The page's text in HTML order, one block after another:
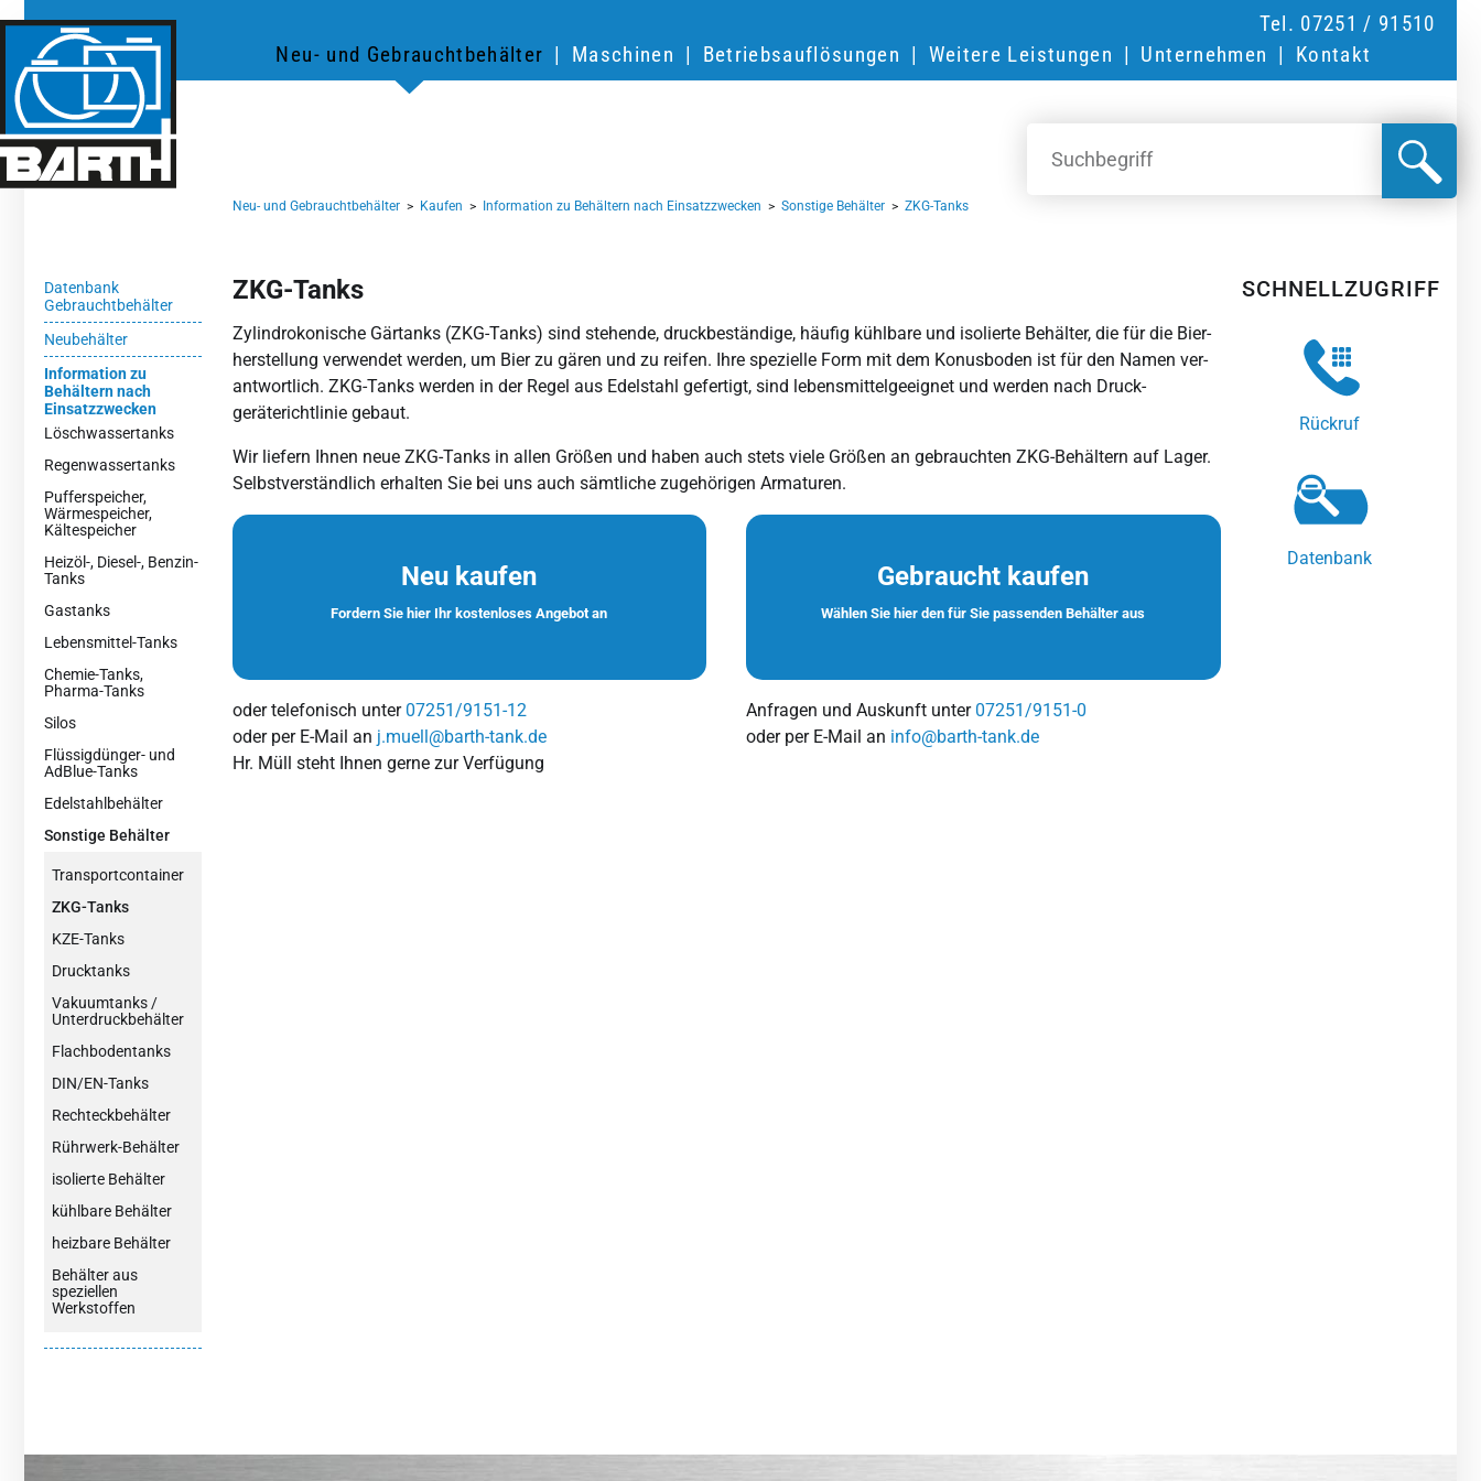
Neu- und Gebrauchtbehälter Maschinen Betriebsauflösungen Weitere Leistungen Unternehmen Kontakt
Tel. 07251 / 91510
Neu- und Gebrauchtbehälter > Kaufen > Information zu Behältern nach Einsatzzwecken > Sonstige Behälter > ZKG-Tanks
Datenbank
Gebrauchtbehälter
Neubehälter
Information zu
Behältern nach
Einsatzzwecken
Löschwassertanks
Regenwassertanks
Pufferspeicher,
Wärmespeicher,
Kältespeicher
Heizöl-, Diesel-, Benzin-
Tanks
Gastanks
Lebensmittel-Tanks
Chemie-Tanks,
Pharma-Tanks
Silos
Flüssigdünger- und
AdBlue-Tanks
Edelstahlbehälter
Sonstige Behälter
Transportcontainer
ZKG-Tanks
KZE-Tanks
Drucktanks
Vakuumtanks /
Unterdruckbehälter
Flachbodentanks
DIN/EN-Tanks
Rechteckbehälter
Rührwerk-Behälter
isolierte Behälter
kühlbare Behälter
heizbare Behälter
Behälter aus
speziellen
Werkstoffen
ZKG-Tanks
Zylindrokonische Gärtanks (ZKG-Tanks) sind stehende, druck­beständige, häufig kühlbare und isolierte Behälter, die für die Bier­
herstellung verwendet werden, um Bier zu gären und zu reifen. Ihre spezielle Form mit dem Konus­boden ist für den Namen ver­
antwortlich. ZKG-Tanks werden in der Regel aus Edel­stahl gefertigt, sind lebensmittel­geeignet und werden nach Druck­
gerätericht­linie gebaut.
Wir liefern Ihnen neue ZKG-Tanks in allen Größen und haben auch stets viele Größen an gebrauchten ZKG-Behältern auf Lager.
Selbst­verständlich erhalten Sie bei uns auch sämtliche zugehörigen Armaturen.
Neu kaufen
Fordern Sie hier Ihr kostenloses Angebot an
oder telefonisch unter 07251/9151-12
oder per E-Mail an j.muell@barth-tank.de
Hr. Müll steht Ihnen gerne zur Verfügung
Gebraucht kaufen
Wählen Sie hier den für Sie passenden Behälter aus
Anfragen und Auskunft unter 07251/9151-0
oder per E-Mail an info@barth-tank.de
SCHNELLZUGRIFF
Rückruf
Datenbank